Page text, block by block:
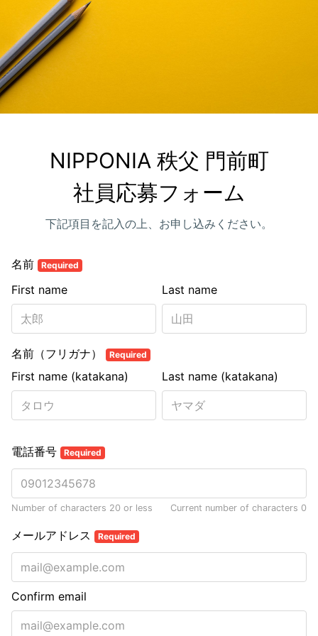
NIPPONIA 秩父 門前町
社員応募フォーム
下記項目を記入の上、お申し込みください。
名前 Required
Last name
First name
名前（フリガナ） Required
Last name (katakana)
First name (katakana)
電話番号 Required
Number of characters 20 or less Current number of characters 0
メールアドレス Required
Confirm email